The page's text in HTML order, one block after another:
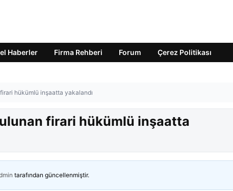
Haberler Firma Rehberi Forum Çerez Politikası
hükümlü inşaatta yakalandı
firari hükümlü inşaatta
tarafından güncellenmiştir.